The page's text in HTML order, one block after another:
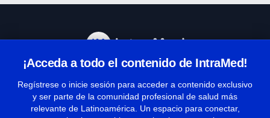
¡Acceda a todo el contenido de IntraMed!
Regístrese o inicie sesión para acceder a contenido exclusivo
y ser parte de la comunidad profesional de salud más
relevante de Latinoamérica. Un espacio para conectar,
Términos y condiciones